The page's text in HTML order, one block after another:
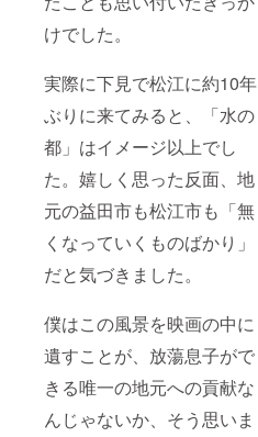
けでした。
実際に下見で松江に約10年
ぶりに来てみると、「水の
都」はイメージ以上でし
た。嬉しく思った反面、地
元の益田市も松江市も「無
くなっていくものばかり」
だと気づきました。
僕はこの風景を映画の中に
遺すことが、放蕩息子がで
きる唯一の地元への貢献な
んじゃないか、そう思いま